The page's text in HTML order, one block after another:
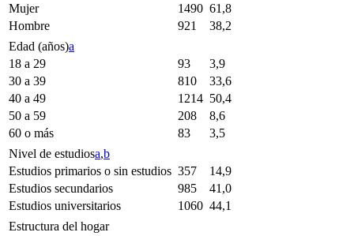
Mujer
1490 61,8
Hombre
921
38,2
Edad (años)a
18 a 29
93
3,9
30 a 39
810
33,6
40 a 49
1214 50,4
50 a 59
208
8,6
60 o más
83
3,5
Nivel de estudiosa,b
Estudios primarios o sin estudios 357
14,9
Estudios secundarios
985
41,0
Estudios universitarios
1060 44,1
Estructura del hogar